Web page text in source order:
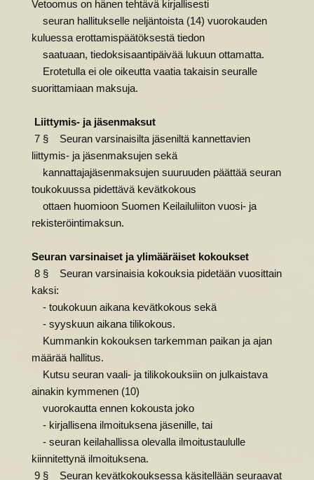
Vetoomus on hänen tehtävä kirjallisesti
seuran hallitukselle neljäntoista (14) vuorokauden
kuluessa erottamispäätöksestä tiedon
saatuaan, tiedoksisaantipäivää lukuun ottamatta.
Erotetulla ei ole oikeutta vaatia takaisin seuralle
suorittamiaan maksuja.
Liittymis- ja jäsenmaksut
7 § Seuran varsinaisilta jäseniltä kannettavien
liittymis- ja jäsenmaksujen sekä
kannattajajäsenmaksujen suuruuden päättää seuran
toukokuussa pidettävä kevätkokous
ottaen huomioon Suomen Keilailuliiton vuosi- ja
rekisteröintimaksun.
Seuran varsinaiset ja ylimääräiset kokoukset
8 § Seuran varsinaisia kokouksia pidetään vuosittain
kaksi:
- toukokuun aikana kevätkokous sekä
- syyskuun aikana tilikokous.
Kummankin kokouksen tarkemman paikan ja ajan
määrää hallitus.
Kutsu seuran vaali- ja tilikokouksiin on julkaistava
ainakin kymmenen (10)
vuorokautta ennen kokousta joko
- kirjallisena ilmoituksena jäsenille, tai
- seuran keilahallissa olevalla ilmoitustaululle
kiinnitettynä ilmoituksena.
9 § Seuran kevätkokouksessa käsitellään seuraavat